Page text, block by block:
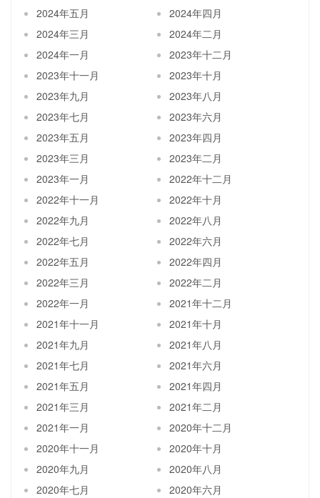
2024年五月
2024年四月
2024年三月
2024年二月
2024年一月
2023年十二月
2023年十一月
2023年十月
2023年九月
2023年八月
2023年七月
2023年六月
2023年五月
2023年四月
2023年三月
2023年二月
2023年一月
2022年十二月
2022年十一月
2022年十月
2022年九月
2022年八月
2022年七月
2022年六月
2022年五月
2022年四月
2022年三月
2022年二月
2022年一月
2021年十二月
2021年十一月
2021年十月
2021年九月
2021年八月
2021年七月
2021年六月
2021年五月
2021年四月
2021年三月
2021年二月
2021年一月
2020年十二月
2020年十一月
2020年十月
2020年九月
2020年八月
2020年七月
2020年六月